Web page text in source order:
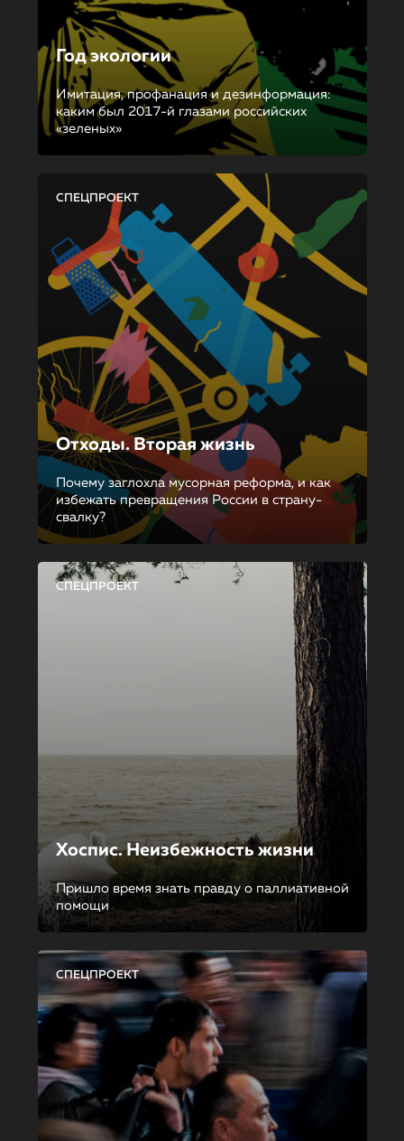
Год экологии
Имитация, профанация и дезинформация:
каким был 2017-й глазами российских
«зеленых»
СПЕЦПРОЕКТ
Отходы. Вторая жизнь
Почему заглохла мусорная реформа, и как
избежать превращения России в страну-
свалку?
СПЕЦПРОЕКТ
Хоспис. Неизбежность жизни
Пришло время знать правду о паллиативной
помощи
СПЕЦПРОЕКТ